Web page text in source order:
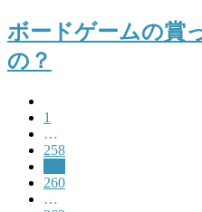
ボードゲームの賞
の？
1
…
258
260
…